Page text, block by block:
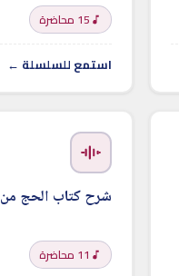
15 محاضرة
استمع للسلسلة ←
شرح كتاب الحج من
11 محاضرة